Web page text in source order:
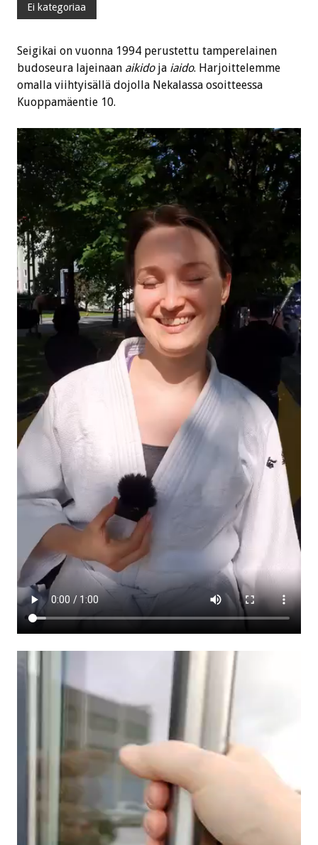
Ei kategoriaa
Seigikai on vuonna 1994 perustettu tamperelainen
budoseura lajeinaan aikidoja iaido. Harjoittelemme
omalla viihtyisällä dojolla Nekalassa osoitteessa
Kuoppamäentie 10.